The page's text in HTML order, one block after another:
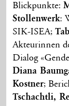
Blickpunkte:
Stollenwerk:
SIK-ISEA;
Akteurinnen
Dialog
Diana
Kostner;
Tschachtli,